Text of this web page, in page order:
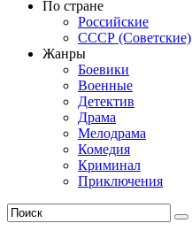
По стране
Российские
СССР (Советские)
Жанры
Боевики
Военные
Детектив
Драма
Мелодрама
Комедия
Криминал
Приключения